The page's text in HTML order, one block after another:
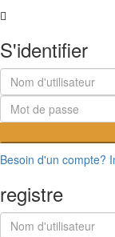
S'identifier
Besoin d'un compte?
registre